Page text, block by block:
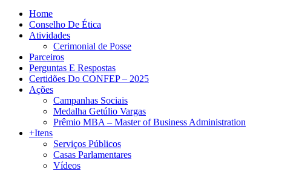
Home
Conselho De Ética
Atividades
Cerimonial de Posse
Parceiros
Perguntas E Respostas
Certidões Do CONFEP – 2025
Ações
Campanhas Sociais
Medalha Getúlio Vargas
Prêmio MBA – Master of Business Administration
+Itens
Serviços Públicos
Casas Parlamentares
Vídeos